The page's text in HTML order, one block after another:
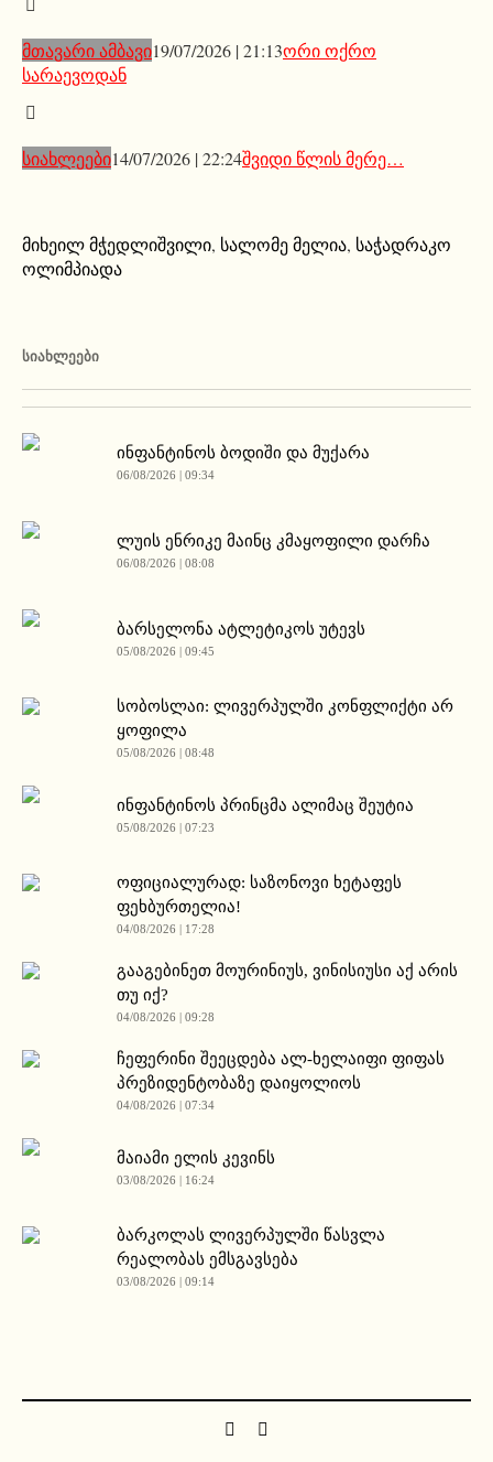
მთავარი ამბავი19/07/2026 | 21:13ორი ოქრო
სარაევოდან
სიახლეები14/07/2026 | 22:24შვიდი წლის მერე…
მიხეილ მჭედლიშვილი, სალომე მელია, საჭადრაკო
ოლიმპიადა
ᲡᲘᲐᲮᲚᲔᲔᲑᲘ
ინფანტინოს ბოდიში და მუქარა
06/08/2026 | 09:34
ლუის ენრიკე მაინც კმაყოფილი დარჩა
06/08/2026 | 08:08
ბარსელონა ატლეტიკოს უტევს
05/08/2026 | 09:45
სობოსლაი: ლივერპულში კონფლიქტი არ
ყოფილა
05/08/2026 | 08:48
ინფანტინოს პრინცმა ალიმაც შეუტია
05/08/2026 | 07:23
ოფიციალურად: საზონოვი ხეტაფეს
ფეხბურთელია!
04/08/2026 | 17:28
გააგებინეთ მოურინიუს, ვინისიუსი აქ არის
თუ იქ?
04/08/2026 | 09:28
ჩეფერინი შეეცდება ალ-ხელაიფი ფიფას
პრეზიდენტობაზე დაიყოლიოს
04/08/2026 | 07:34
მაიამი ელის კევინს
03/08/2026 | 16:24
ბარკოლას ლივერპულში წასვლა
რეალობას ემსგავსება
03/08/2026 | 09:14